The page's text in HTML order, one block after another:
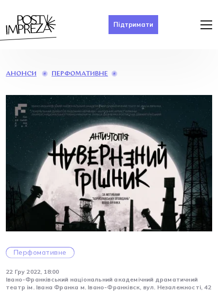
Підтримати
АНОНСИ ПЕРФОМАТИВНЕ
Перфомативне
22 Гру 2022, 18:00
Івано-Франківський національний академічний драматичний
театр ім. Івана Франка м. Івано-Франківск, вул. Незалежності, 42